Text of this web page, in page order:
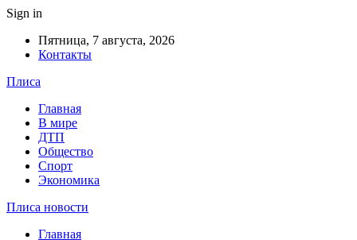
Sign in
Пятница, 7 августа, 2026
Контакты
Плиса
Главная
В мире
ДТП
Общество
Спорт
Экономика
Плиса новости
Главная